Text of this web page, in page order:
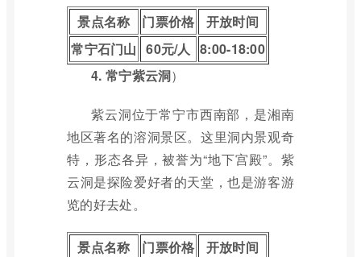
景点名称 门票价格
开放时间
常宁石门山 60元/人 8:00-18:00
4. 常宁紫云洞）
紫云洞位于常宁市西南部，是湘南
地区著名的溶洞景区。这里洞内景观奇
特，形态各异，被誉为“地下宫殿”。紫
云洞是探险爱好者的天堂，也是游客游
览的好去处。
景点名称 门票价格
开放时间